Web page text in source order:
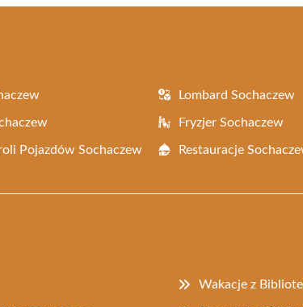
Lombard Sochaczew
Fryzjer Sochaczew
Pojazdów Sochaczew Restauracje
Wakacje z